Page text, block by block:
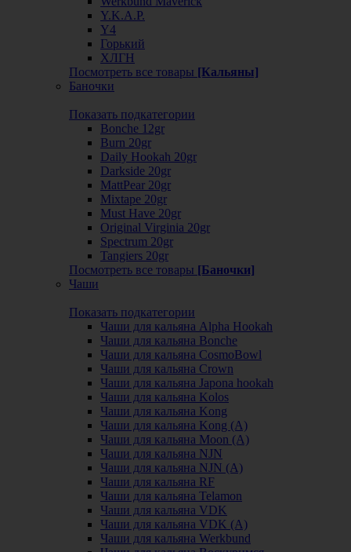
Y.K.A.P.
Y4
Горький
ХЛГН
Посмотреть все товары [Кальяны]
Баночки
Показать подкатегории
Bonche 12gr
Burn 20gr
Daily Hookah 20gr
Darkside 20gr
MattPear 20gr
Mixtape 20gr
Must Have 20gr
Original Virginia 20gr
Spectrum 20gr
Tangiers 20gr
Посмотреть все товары [Баночки]
Чаши
Показать подкатегории
Чаши для кальяна Alpha Hookah
Чаши для кальяна Bonche
Чаши для кальяна CosmoBowl
Чаши для кальяна Crown
Чаши для кальяна Japona hookah
Чаши для кальяна Kolos
Чаши для кальяна Kong
Чаши для кальяна Kong (A)
Чаши для кальяна Moon (А)
Чаши для кальяна NJN
Чаши для кальяна NJN (А)
Чаши для кальяна RF
Чаши для кальяна Telamon
Чаши для кальяна VDK
Чаши для кальяна VDK (А)
Чаши для кальяна Werkbund